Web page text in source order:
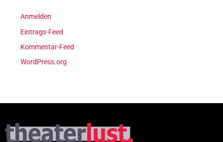
Anmelden
Eintrags-Feed
Kommentar-Feed
WordPress.org